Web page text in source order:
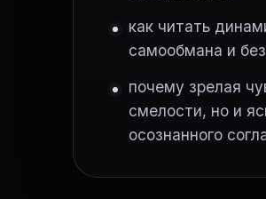
как читать
самообмана и
почему зрелая
смелости, но и
осознанного